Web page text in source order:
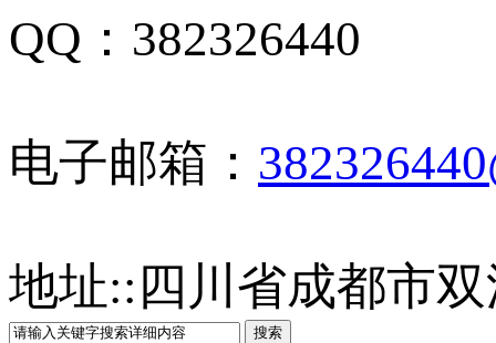
QQ：382326440
电子邮箱：
地址:: 四川省成都市